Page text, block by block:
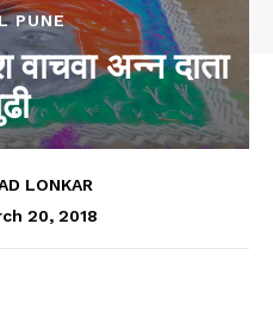
PUNE
अन्न दाता
LONKAR
20, 2018